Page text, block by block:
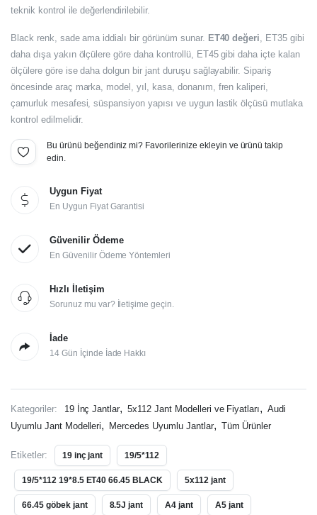
teknik kontrol ile değerlendirilebilir.
Black renk, sade ama iddialı bir görünüm sunar. ET40 değeri, ET35 gibi
daha dışa yakın ölçülere göre daha kontrollü, ET45 gibi daha içte kalan
ölçülere göre ise daha dolgun bir jant duruşu sağlayabilir. Sipariş
öncesinde araç marka, model, yıl, kasa, donanım, fren kaliperi,
çamurluk mesafesi, süspansiyon yapısı ve uygun lastik ölçüsü mutlaka
kontrol edilmelidir.
Bu ürünü beğendiniz mi? Favorilerinize ekleyin ve ürünü takip
edin.
Uygun Fiyat
En Uygun Fiyat Garantisi
Güvenilir Ödeme
En Güvenilir Ödeme Yöntemleri
Hızlı İletişim
Sorunuz mu var? İletişime geçin.
İade
14 Gün İçinde İade Hakkı
Kategoriler: 19 İnç Jantlar, 5x112 Jant Modelleri ve Fiyatları, Audi
Uyumlu Jant Modelleri, Mercedes Uyumlu Jantlar, Tüm Ürünler
Etiketler: 19 inç jant 19/5*112
19/5*112 19*8.5 ET40 66.45 BLACK 5x112 jant
66.45 göbek jant 8.5J jant A4 jant A5 jant